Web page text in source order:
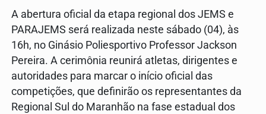
A abertura oficial da etapa regional dos JEMS e
PARAJEMS será realizada neste sábado (04), às
16h, no Ginásio Poliesportivo Professor Jackson
Pereira. A cerimônia reunirá atletas, dirigentes e
autoridades para marcar o início oficial das
competições, que definirão os representantes da
Regional Sul do Maranhão na fase estadual dos